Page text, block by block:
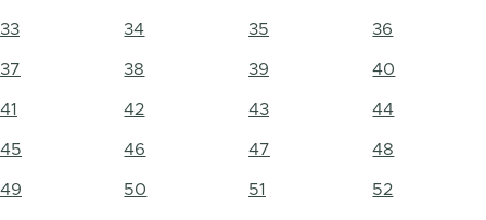
33 34 35 36
37 38 39 40
41 42 43 44
45 46 47 48
49 50 51 52